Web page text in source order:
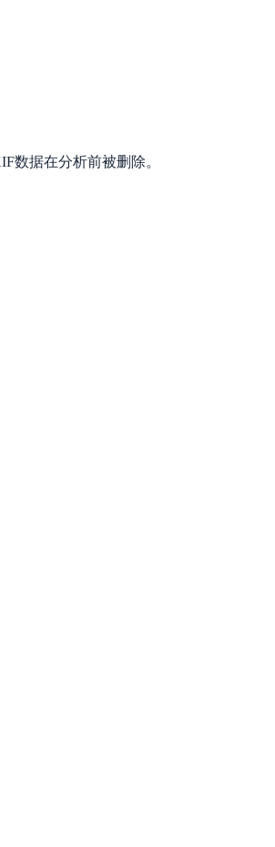
数据在分析前被删除。